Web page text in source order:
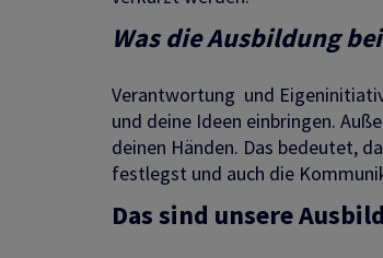
Was die Ausbildung
Verantwortung und
und deine Ideen einbringen.
deinen Händen. Das bedeutet,
festlegst und auch die
Das sind unsere